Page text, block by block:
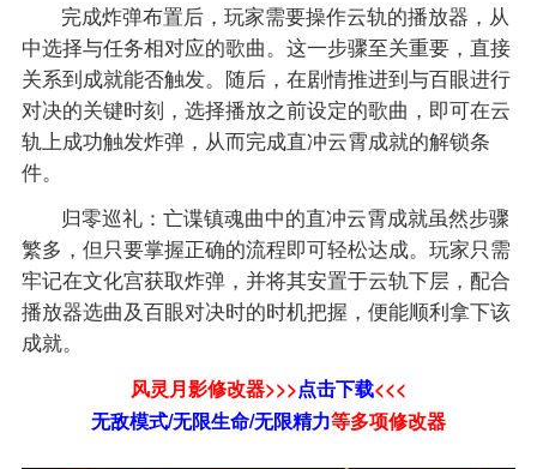
完成炸弹布置后，玩家需要操作云轨的播放器，从
中选择与任务相对应的歌曲。这一步骤至关重要，直接
关系到成就能否触发。随后，在剧情推进到与百眼进行
对决的关键时刻，选择播放之前设定的歌曲，即可在云
轨上成功触发炸弹，从而完成直冲云霄成就的解锁条
件。
归零巡礼：亡谍镇魂曲中的直冲云霄成就虽然步骤
繁多，但只要掌握正确的流程即可轻松达成。玩家只需
牢记在文化宫获取炸弹，并将其安置于云轨下层，配合
播放器选曲及百眼对决时的时机把握，便能顺利拿下该
成就。
风灵月影修改器>>>点击下载<<<
无敌模式/无限生命/无限精力等多项修改器